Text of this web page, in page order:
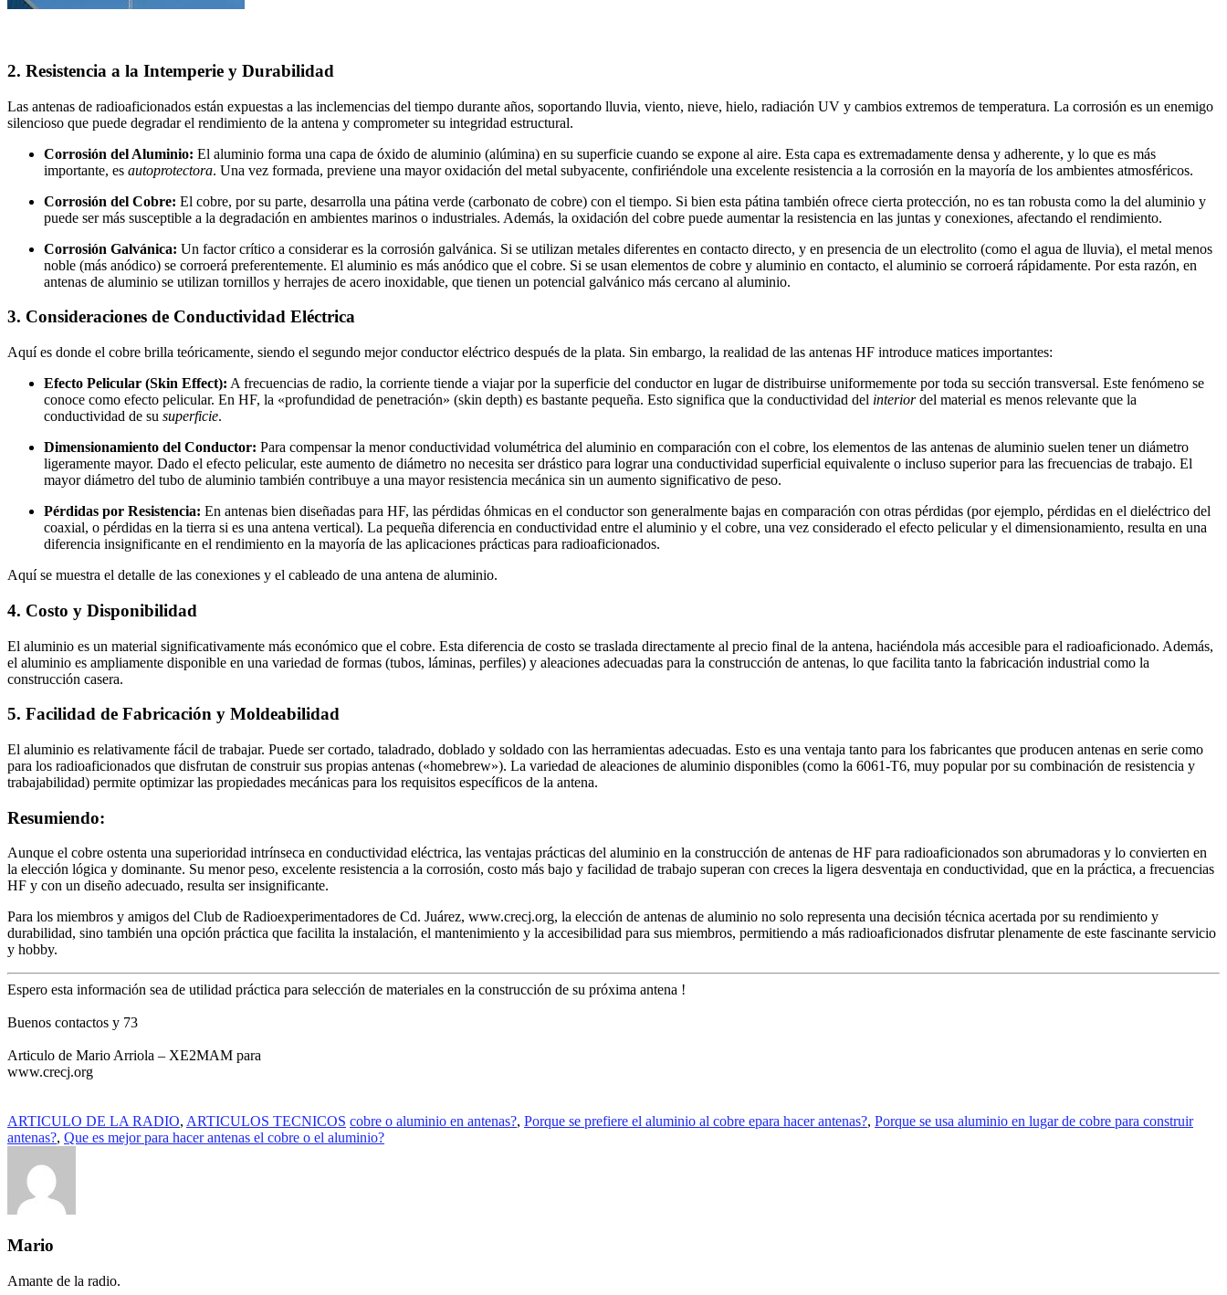
2. Resistencia a la Intemperie y Durabilidad
Las antenas de radioaficionados están expuestas a las inclemencias del tiempo durante años, soportando lluvia, viento, nieve, hielo, radiación UV y cambios extremos de temperatura. La corrosión es un enemigo
silencioso que puede degradar el rendimiento de la antena y comprometer su integridad estructural.
Corrosión del Aluminio: El aluminio forma una capa de óxido de aluminio (alúmina) en su superficie cuando se expone al aire. Esta capa es extremadamente densa y adherente, y lo que es más
importante, es autoprotectora. Una vez formada, previene una mayor oxidación del metal subyacente, confiriéndole una excelente resistencia a la corrosión en la mayoría de los ambientes atmosféricos.
Corrosión del Cobre: El cobre, por su parte, desarrolla una pátina verde (carbonato de cobre) con el tiempo. Si bien esta pátina también ofrece cierta protección, no es tan robusta como la del aluminio y
puede ser más susceptible a la degradación en ambientes marinos o industriales. Además, la oxidación del cobre puede aumentar la resistencia en las juntas y conexiones, afectando el rendimiento.
Corrosión Galvánica: Un factor crítico a considerar es la corrosión galvánica. Si se utilizan metales diferentes en contacto directo, y en presencia de un electrolito (como el agua de lluvia), el metal menos
noble (más anódico) se corroerá preferentemente. El aluminio es más anódico que el cobre. Si se usan elementos de cobre y aluminio en contacto, el aluminio se corroerá rápidamente. Por esta razón, en
antenas de aluminio se utilizan tornillos y herrajes de acero inoxidable, que tienen un potencial galvánico más cercano al aluminio.
3. Consideraciones de Conductividad Eléctrica
Aquí es donde el cobre brilla teóricamente, siendo el segundo mejor conductor eléctrico después de la plata. Sin embargo, la realidad de las antenas HF introduce matices importantes:
Efecto Pelicular (Skin Effect): A frecuencias de radio, la corriente tiende a viajar por la superficie del conductor en lugar de distribuirse uniformemente por toda su sección transversal. Este fenómeno se
conoce como efecto pelicular. En HF, la «profundidad de penetración» (skin depth) es bastante pequeña. Esto significa que la conductividad del interiordel material es menos relevante que la
conductividad de su superficie.
Dimensionamiento del Conductor: Para compensar la menor conductividad volumétrica del aluminio en comparación con el cobre, los elementos de las antenas de aluminio suelen tener un diámetro
ligeramente mayor. Dado el efecto pelicular, este aumento de diámetro no necesita ser drástico para lograr una conductividad superficial equivalente o incluso superior para las frecuencias de trabajo. El
mayor diámetro del tubo de aluminio también contribuye a una mayor resistencia mecánica sin un aumento significativo de peso.
Pérdidas por Resistencia: En antenas bien diseñadas para HF, las pérdidas óhmicas en el conductor son generalmente bajas en comparación con otras pérdidas (por ejemplo, pérdidas en el dieléctrico del
coaxial, o pérdidas en la tierra si es una antena vertical). La pequeña diferencia en conductividad entre el aluminio y el cobre, una vez considerado el efecto pelicular y el dimensionamiento, resulta en una
diferencia insignificante en el rendimiento en la mayoría de las aplicaciones prácticas para radioaficionados.
Aquí se muestra el detalle de las conexiones y el cableado de una antena de aluminio.
4. Costo y Disponibilidad
El aluminio es un material significativamente más económico que el cobre. Esta diferencia de costo se traslada directamente al precio final de la antena, haciéndola más accesible para el radioaficionado. Además,
el aluminio es ampliamente disponible en una variedad de formas (tubos, láminas, perfiles) y aleaciones adecuadas para la construcción de antenas, lo que facilita tanto la fabricación industrial como la
construcción casera.
5. Facilidad de Fabricación y Moldeabilidad
El aluminio es relativamente fácil de trabajar. Puede ser cortado, taladrado, doblado y soldado con las herramientas adecuadas. Esto es una ventaja tanto para los fabricantes que producen antenas en serie como
para los radioaficionados que disfrutan de construir sus propias antenas («homebrew»). La variedad de aleaciones de aluminio disponibles (como la 6061-T6, muy popular por su combinación de resistencia y
trabajabilidad) permite optimizar las propiedades mecánicas para los requisitos específicos de la antena.
Resumiendo:
Aunque el cobre ostenta una superioridad intrínseca en conductividad eléctrica, las ventajas prácticas del aluminio en la construcción de antenas de HF para radioaficionados son abrumadoras y lo convierten en
la elección lógica y dominante. Su menor peso, excelente resistencia a la corrosión, costo más bajo y facilidad de trabajo superan con creces la ligera desventaja en conductividad, que en la práctica, a frecuencias
HF y con un diseño adecuado, resulta ser insignificante.
Para los miembros y amigos del Club de Radioexperimentadores de Cd. Juárez, www.crecj.org, la elección de antenas de aluminio no solo representa una decisión técnica acertada por su rendimiento y
durabilidad, sino también una opción práctica que facilita la instalación, el mantenimiento y la accesibilidad para sus miembros, permitiendo a más radioaficionados disfrutar plenamente de este fascinante servicio
y hobby.
Espero esta información sea de utilidad práctica para selección de materiales en la construcción de su próxima antena !
Buenos contactos y 73
Articulo de Mario Arriola – XE2MAM para
www.crecj.org
ARTICULO DE LA RADIO, ARTICULOS TECNICOS cobre o aluminio en antenas?, Porque se prefiere el aluminio al cobre epara hacer antenas?, Porque se usa aluminio en lugar de cobre para construir
antenas?, Que es mejor para hacer antenas el cobre o el aluminio?
Mario
Amante de la radio.